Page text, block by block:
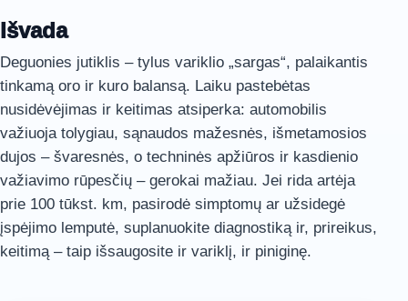
Išvada
Deguonies jutiklis – tylus variklio „sargas“, palaikantis
tinkamą oro ir kuro balansą. Laiku pastebėtas
nusidėvėjimas ir keitimas atsiperka: automobilis
važiuoja tolygiau, sąnaudos mažesnės, išmetamosios
dujos – švaresnės, o techninės apžiūros ir kasdienio
važiavimo rūpesčių – gerokai mažiau. Jei rida artėja
prie 100 tūkst. km, pasirodė simptomų ar užsidegė
įspėjimo lemputė, suplanuokite diagnostiką ir, prireikus,
keitimą – taip išsaugosite ir variklį, ir piniginę.